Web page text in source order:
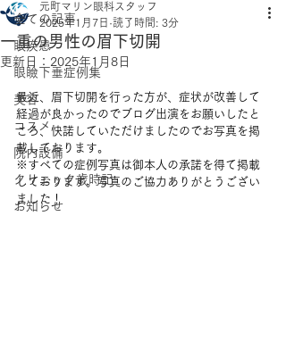
全ての記事
眼疾患
眼瞼下垂症例集
美容
コスメ
院内設備
クリニック歳時記
お知らせ
一重の男性の眉下切開
元町マリン眼科スタッフ
2025年1月7日 読了時間: 3分
更新日： 2025年1月8日
最近、眉下切開を行った方が、症状が改善して
経過が良かったのでブログ出演をお願いしたと
ころ、快諾していただけましたのでお写真を掲
載しております。
※すべての症例写真は御本人の承諾を得て掲載
しております。写真のご協力ありがとうござい
ました！